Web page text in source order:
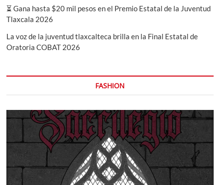
⏳ Gana hasta $20 mil pesos en el Premio Estatal de la Juventud
Tlaxcala 2026
La voz de la juventud tlaxcalteca brilla en la Final Estatal de
Oratoria COBAT 2026
FASHION